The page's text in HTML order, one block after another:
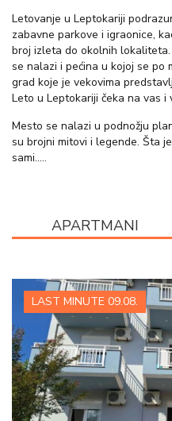
Letovanje u Leptokariji
zabavne parkove i igraonice,
broj izleta do okolnih
se nalazi i pećina u kojoj se po
grad koje je vekovima
Leto u Leptokariji čeka na vas i
Mesto se nalazi u podnožju
su brojni mitovi i legende. Šta
sami…..
APARTMANI
LAST MINUTE 09.08.
VIŠE